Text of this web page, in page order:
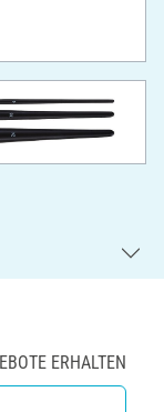
ERHALTEN